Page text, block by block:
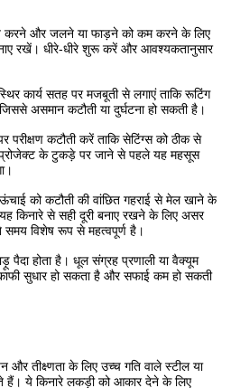
करने और जलने या फाड़ने को कम करने के लिए
रखें। धीरे-धीरे शुरू करें और आवश्यकतानुसार
कार्य सतह पर मजबूती से लगाएं ताकि रूटिंग
असमान कटौती या दुर्घटना हो सकती है।
परीक्षण कटौती करें ताकि सेटिंग्स को ठीक से
के टुकड़े पर जाने से पहले यह महसूस
को कटौती की वांछित गहराई से मेल खाने के
किनारे से सही दूरी बनाए रखने के लिए असर
विशेष रूप से महत्वपूर्ण है।
पैदा होता है। धूल संग्रह प्रणाली या वैक्यूम
सुधार हो सकता है और सफाई कम हो सकती
और तीक्ष्णता के लिए उच्च गति वाले स्टील या
हैं। ये किनारे लकड़ी को आकार देने के लिए